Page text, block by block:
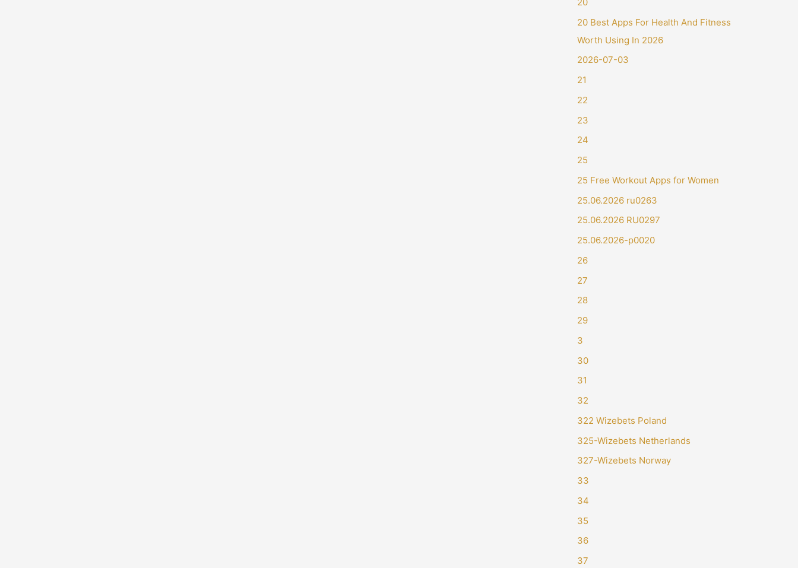
20 Best Apps For Health And Fitness
Worth Using In 2026
2026-07-03
21
22
23
24
25
25 Free Workout Apps for Women
25.06.2026 ru0263
25.06.2026 RU0297
25.06.2026-p0020
26
27
28
29
3
30
31
32
322 Wizebets Poland
325-Wizebets Netherlands
327-Wizebets Norway
33
34
35
36
37